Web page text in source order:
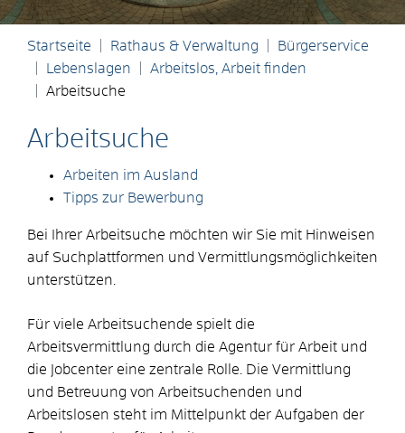
Startseite Rathaus & Verwaltung
Bürgerservice
Lebenslagen
Arbeitslos, Arbeit finden
Arbeitsuche
Arbeitsuche
Arbeiten im Ausland
Tipps zur Bewerbung
Bei Ihrer Arbeitsuche möchten wir Sie mit Hinweisen
auf Suchplattformen und Vermittlungsmöglichkeiten
unterstützen.
Für viele Arbeitsuchende spielt die
Arbeitsvermittlung durch die Agentur für Arbeit und
die Jobcenter eine zentrale Rolle. Die Vermittlung
und Betreuung von Arbeitsuchenden und
Arbeitslosen steht im Mittelpunkt der Aufgaben der